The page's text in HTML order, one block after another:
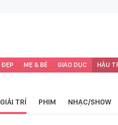
ĐẸP MẸ & BÉ GIÁO DỤC HẬU
GIẢI TRÍ PHIM NHẠC/SHOW